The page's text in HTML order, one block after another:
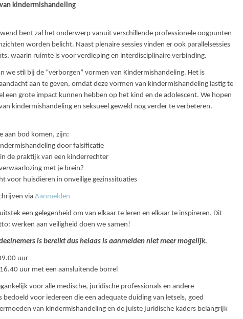
kindermishandeling
bent zal het onderwerp vanuit verschillende professionele oogpunten
worden belicht. Naast plenaire sessies vinden er ook parallelsessies
waarin ruimte is voor verdieping en interdisciplinaire verbinding.
we stil bij de “verborgen” vormen van Kindermishandeling. Het is
aan te geven, omdat deze vormen van kindermishandeling lastig te
een grote impact kunnen hebben op het kind en de adolescent. We hopen
kindermishandeling en seksueel geweld nog verder te verbeteren.
aan bod komen, zijn:
door falsificatie
de praktijk van een kinderrechter
met je brein?
voor huisdieren in onveilige gezinssituaties
via Aanmelden
een gelegenheid om van elkaar te leren en elkaar te inspireren. Dit
werken aan veiligheid doen we samen!
is bereikt dus helaas is aanmelden niet meer mogelijk.
uur
uur met een aansluitende borrel
voor alle medische, juridische professionals en andere
bedoeld voor iedereen die een adequate duiding van letsels, goed
van kindermishandeling en de juiste juridische kaders belangrijk